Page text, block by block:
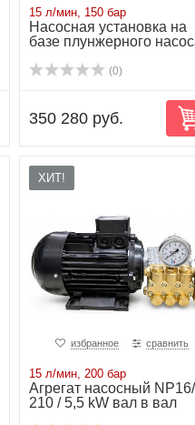
15 л/мин, 150 бар
Насосная установка на
базе плунжерного
(0)
350 280 руб.
ХИТ!
избранное сравнить
15 л/мин, 200 бар
Агрегат насосный
210 / 5,5 kW вал в вал